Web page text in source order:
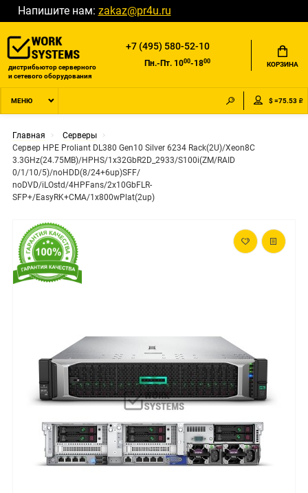
Напишите нам: zakaz@pr4u.ru
дистрибьютор серверного
и сетевого оборудования
+7 (495) 580-52-10
Пн.-Пт. 1000-1800 КОРЗИНА
МЕНЮ $ =75.53 ₽
Главная
Серверы
Сервер HPE Proliant DL380 Gen10 Silver 6234 Rack(2U)/Xeon8C
3.3GHz(24.75MB)/HPHS/1x32GbR2D_2933/S100i(ZM/RAID
0/1/10/5)/noHDD(8/24+6up)SFF/
noDVD/iLOstd/4HPFans/2x10GbFLR-
SFP+/EasyRK+CMA/1x800wPlat(2up)